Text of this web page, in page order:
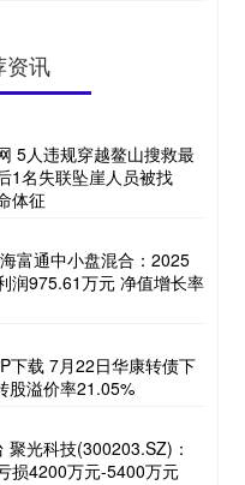
资讯
5人违规穿越鳌山搜救最
1名失联坠崖人员被找
体征
富通中小盘混合：2025
润975.61万元 净值增长率
下载 7月22日华康转债下
股溢价率21.05%
聚光科技(300203.SZ)：
损4200万元-5400万元